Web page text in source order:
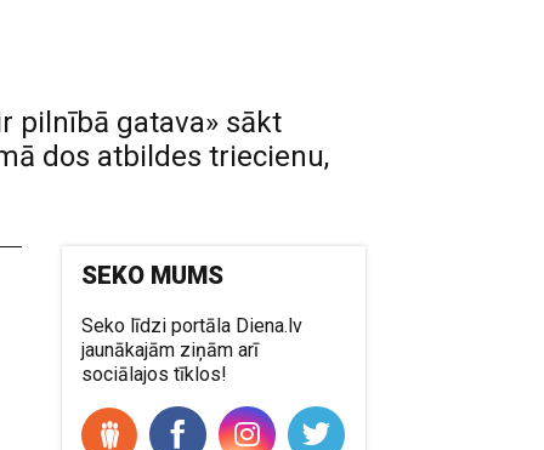
pilnībā gatava» sākt
dos atbildes triecienu,
SEKO MUMS
Seko līdzi portāla Diena.lv
jaunākajām ziņām arī
sociālajos tīklos!